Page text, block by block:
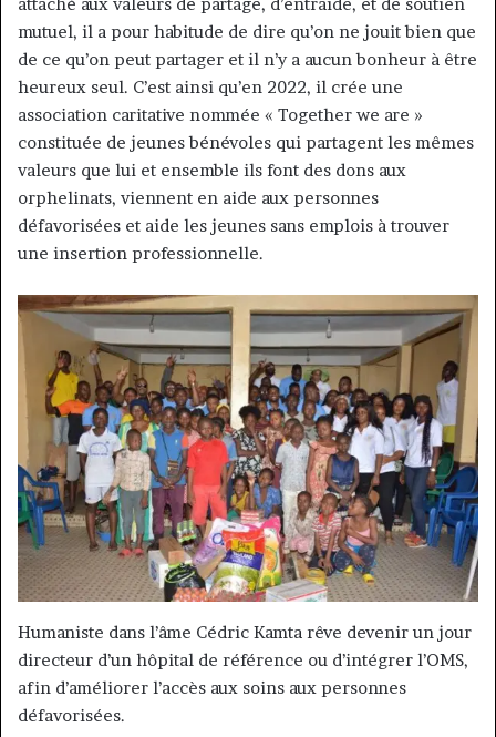
mutuel, il a pour habitude de dire qu’on ne jouit bien que
de ce qu’on peut partager et il n’y a aucun bonheur à être
heureux seul. C’est ainsi qu’en 2022, il crée une
association caritative nommée « Together we are »
constituée de jeunes bénévoles qui partagent les mêmes
valeurs que lui et ensemble ils font des dons aux
orphelinats, viennent en aide aux personnes
défavorisées et aide les jeunes sans emplois à trouver
une insertion professionnelle.
Humaniste dans l’âme Cédric Kamta rêve devenir un jour
directeur d’un hôpital de référence ou d’intégrer l’OMS,
afin d’améliorer l’accès aux soins aux personnes
défavorisées.